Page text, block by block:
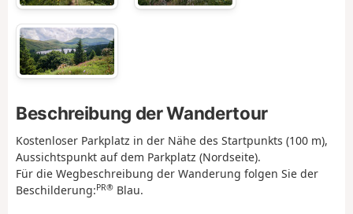
Beschreibung der Wandertour
Kostenloser Parkplatz in der Nähe des Startpunkts (100 m),
Aussichtspunkt auf dem Parkplatz (Nordseite).
Für die Wegbeschreibung der Wanderung folgen Sie der
Beschilderung:PR® Blau.